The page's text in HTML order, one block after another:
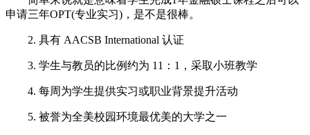
申请三年OPT(专业实习)，是不是很棒。
2. 具有 AACSB International 认证
3. 学生与教员的比例约为 11：1，采取小班教学
4. 每周为学生提供实习或职业背景提升活动
5. 被誉为全美校园环境最优美的大学之一